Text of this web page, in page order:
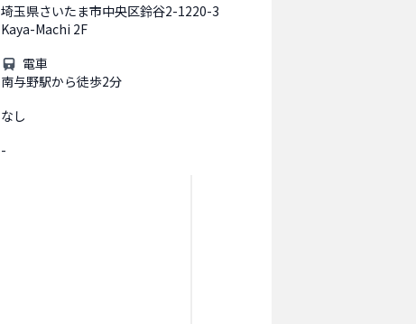
埼玉県さいたま市中央区鈴谷2-1220-3
Kaya-Machi 2F
電車
南与野駅から徒歩2分
なし
-